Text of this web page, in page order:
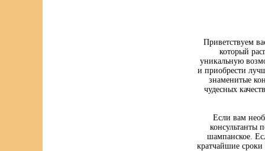
Приветствуем
который
уникальную
и приобрести
знаменитые
чудесных
Если вам
консультанты
шампанское.
кратчайшие